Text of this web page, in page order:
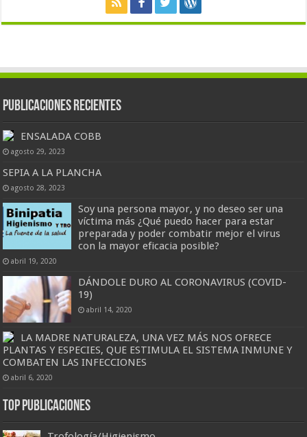
Publicaciones Recientes
ENSALADA COBB
agosto 29, 2023
SEPIA A LA PLANCHA
agosto 28, 2023
Soy una persona mayor, y no deseo ser una
víctima más ¿Qué puedo hacer para estar
preparada y poder combatir mejor el virus
con la mayor eficacia posible?
abril 19, 2020
DÁNDOLE DURO AL CORONAVIRUS (COVID-
19)
abril 14, 2020
LA MADRE NATURALEZA, UNA VEZ MÁS NOS OFRECE
PLANTAS Y ESPECIES, QUE ESTIMULA EL SISTEMA INMUNE Y
COMBATEN LAS INFECCIONES
abril 6, 2020
Top Publicaciones